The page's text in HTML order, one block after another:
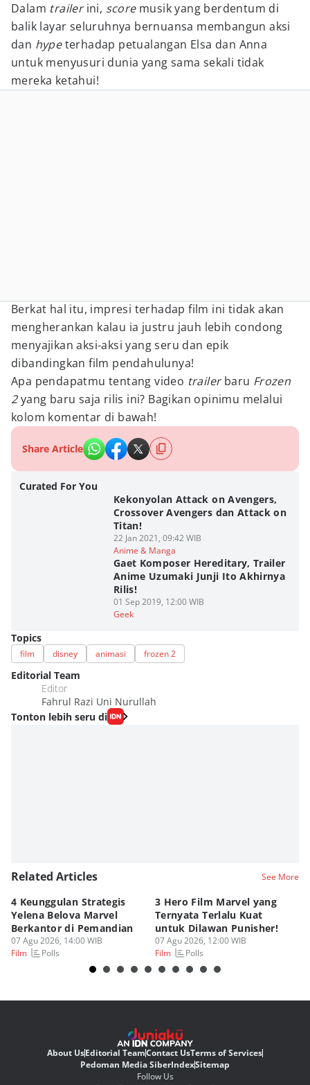
Dalam trailerini, scoremusik yang berdentum di
balik layar seluruhnya bernuansa membangun aksi
dan hypeterhadap petualangan Elsa dan Anna
untuk menyusuri dunia yang sama sekali tidak
mereka ketahui!
Berkat hal itu, impresi terhadap film ini tidak akan
mengherankan kalau ia justru jauh lebih condong
menyajikan aksi-aksi yang seru dan epik
dibandingkan film pendahulunya!
Apa pendapatmu tentang video trailerbaru Frozen
2yang baru saja rilis ini? Bagikan opinimu melalui
kolom komentar di bawah!
Share Article
Curated For You
Kekonyolan Attack on Avengers,
Crossover Avengers dan Attack on
Titan!
22 Jan 2021, 09:42 WIB
Anime & Manga
Gaet Komposer Hereditary, Trailer
Anime Uzumaki Junji Ito Akhirnya
Rilis!
01 Sep 2019, 12:00 WIB
Geek
Topics
film disney animasi frozen 2
Editorial Team
Editor
Fahrul Razi Uni Nurullah
Tonton lebih seru di
Related Articles See More
4 Keunggulan Strategis
Yelena Belova Marvel
Berkantor di Pemandian
07 Agu 2026, 14:00 WIB
Film
Polls
3 Hero Film Marvel yang
Ternyata Terlalu Kuat
untuk Dilawan Punisher!
07 Agu 2026, 12:00 WIB
Film
Polls
About UsEditorial TeamContact UsTerms of Services
Pedoman Media SiberIndexSitemap
Follow Us